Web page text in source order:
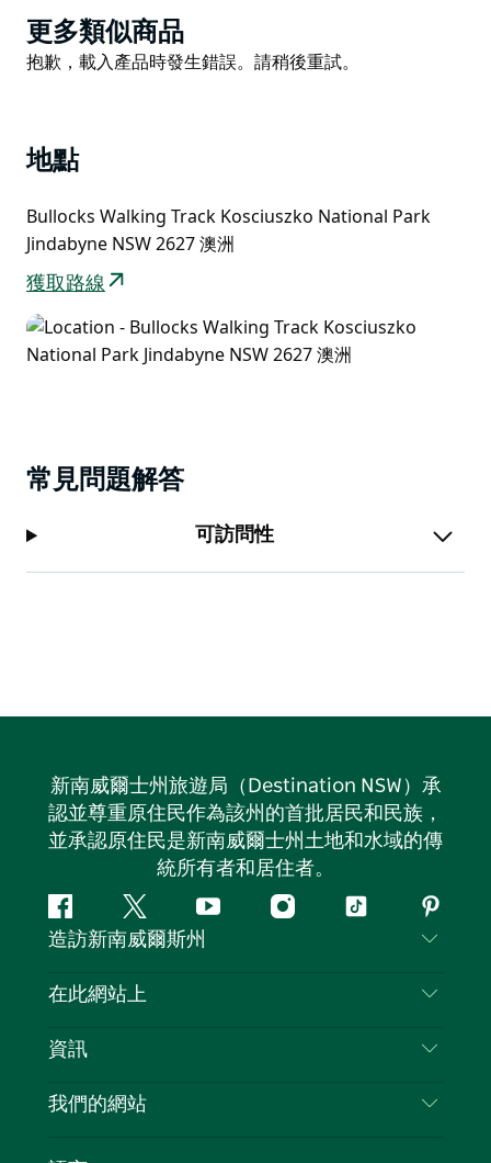
當您沿著 Thredbo 河漫步時，您會欣賞到常被白雪覆蓋
的多岩石的拉姆斯黑德山脈的景色。如果你帶上你的漁
具，這裡有很多地方可以試試運氣抓到鱒魚。河水清澈透
一定要留意黎明和黃昏時池中的鴨嘴獸。
歷史悠久的布洛克斯小屋是步行的一大亮點。它位於布洛
克斯平原附近，在斯瑞德伯河和小斯瑞德伯河的交匯處，
建於 1934 年，是 H. Bullock 博士的度假小屋。
以同樣的方式返回。從 Bullocks Hut 出發，您還可以繼
Product
List
更多類似商品
Product
抱歉，載入產品時發生錯誤。請稍後重試。
地點
Bullocks Walking Track Kosciuszko National Park
Jindabyne NSW 2627 澳洲
獲取路線
常見問題解答
可訪問性
新南威爾士州旅遊局（Destination NSW）承
認並尊重原住民作為該州的首批居民和民族，
並承認原住民是新南威爾士州土地和水域的傳
統所有者和居住者。
Facebook嘰
嘰
喳
Youtube Instagram
抖
造訪新南威爾斯州
聯絡我們
隱私
Cookie 通知
在此網站上
目的地
新南威爾斯州公路旅行
資訊
旅行資訊
我們的網站